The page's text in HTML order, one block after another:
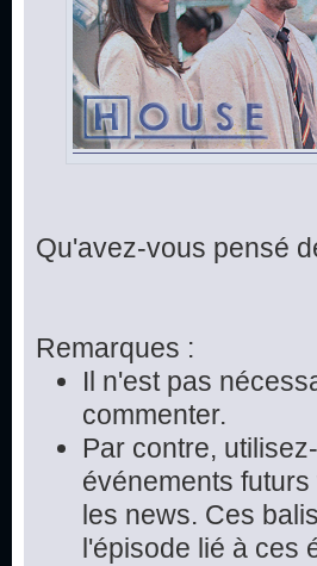
Qu'avez-vous pensé
Remarques :
Il n'est pas
commenter.
Par contre,
événements
les news. Ces
l'épisode lié à ces